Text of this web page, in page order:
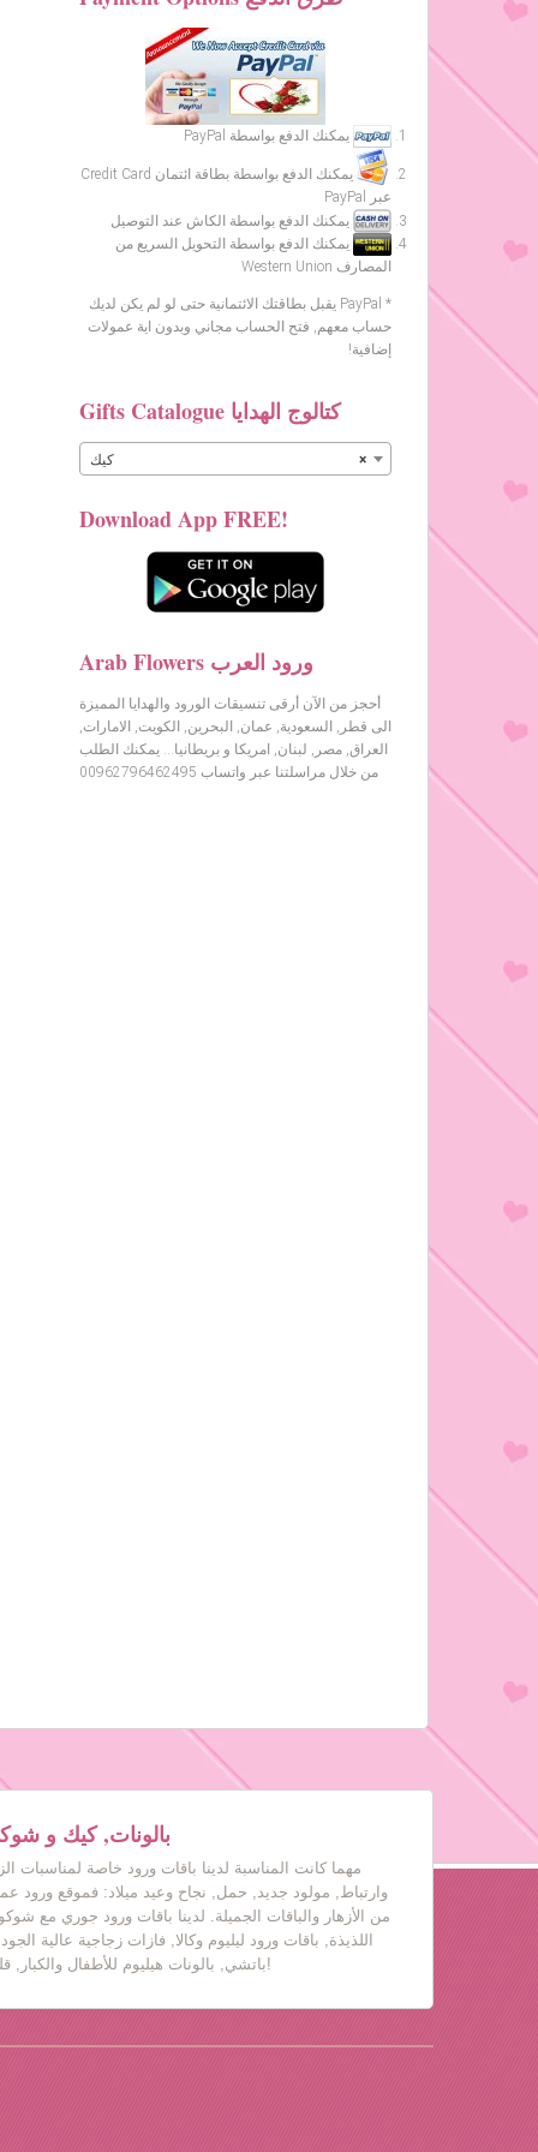
يمكنك الدفع بواسطة PayPal
يمكنك الدفع بواسطة بطاقة ائتمان Credit Card
عبر PayPal
يمكنك الدفع بواسطة الكاش عند التوصيل
يمكنك الدفع بواسطة التحويل السريع من
المصارف Western Union
* PayPal يقبل بطاقتك الائتمانية حتى لو لم يكن لديك
حساب معهم, فتح الحساب مجاني وبدون اية عمولات
إضافية!
Gifts Catalogue كتالوج الهدايا
× كيك
Download App FREE!
Arab Flowers ورود العرب
أحجز من الآن أرقى تنسيقات الورود والهدايا المميزة
الى قطر, السعودية, عمان, البحرين, الكويت, الامارات,
العراق, مصر, لبنان, امريكا و بريطانيا… يمكنك الطلب
من خلال مراسلتنا عبر واتساب 00962796462495
بالونات, كيك و
مهما كانت المناسبة لدينا باقات ورود خاصة لمناسبات
وارتباط, مولود جديد, حمل, نجاح وعيد ميلاد: فموقع ورود
من الأزهار والباقات الجميلة. لدينا باقات ورود جوري مع
اللذيذة, باقات ورود ليليوم وكالا, فازات زجاجية عالية
باتشي, بالونات هيليوم للأطفال والكبار, قلب حب, دباديب مع ورود!